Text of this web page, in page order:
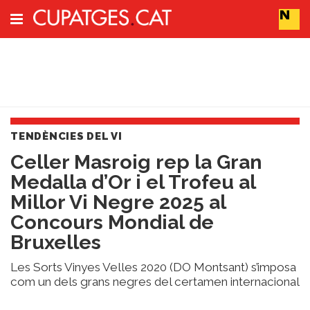
Cerca
Vins
Naturals
Actualitat
Líders
del
canvi
i
Sostenibilitat
TENDÈNCIES DEL VI
​Celler Masroig rep la Gran
Medalla d’Or i el Trofeu al
Millor Vi Negre 2025 al
Concours Mondial de
Bruxelles
Les Sorts Vinyes Velles 2020 (DO Montsant) s’imposa
com un dels grans negres del certamen internacional